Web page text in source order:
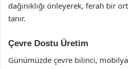
dağınıklığı önleyerek, ferah bir
tanır.
Çevre Dostu Üretim
Günümüzde çevre bilinci,